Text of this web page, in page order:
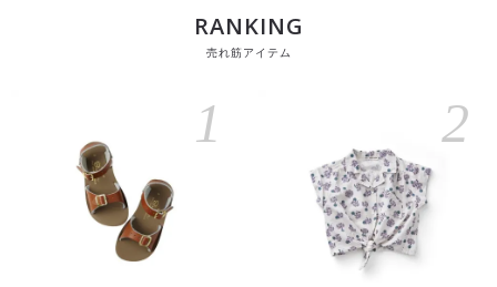
RANKING
売れ筋アイテム
1 2